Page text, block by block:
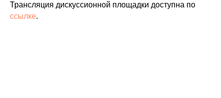
Трансляция дискуссионной площадки доступна по
ссылке.